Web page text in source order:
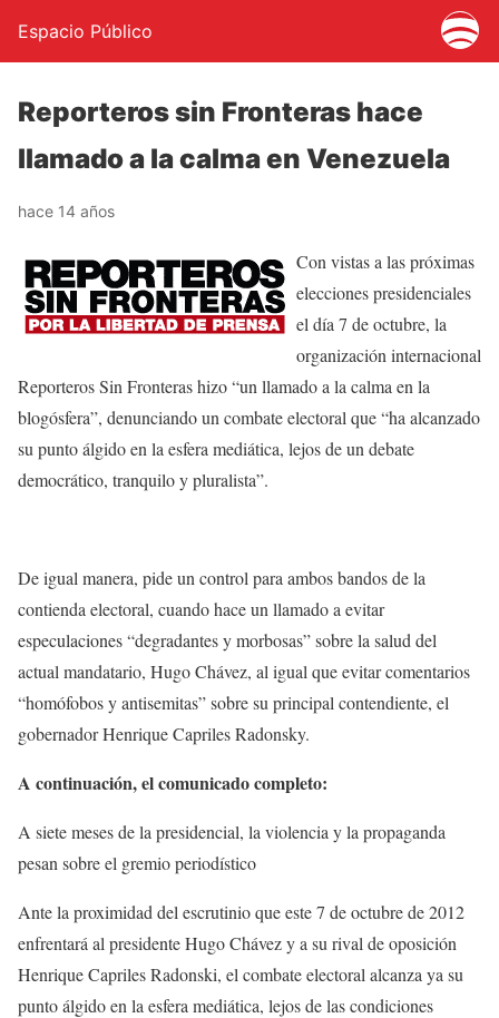
Espacio Público
Reporteros sin Fronteras hace
llamado a la calma en Venezuela
hace 14 años
Con vistas a las próximas
elecciones presidenciales
el día 7 de octubre, la
organización internacional
Reporteros Sin Fronteras hizo “un llamado a la calma en la
blogósfera”, denunciando un combate electoral que “ha alcanzado
su punto álgido en la esfera mediática, lejos de un debate
democrático, tranquilo y pluralista”.
De igual manera, pide un control para ambos bandos de la
contienda electoral, cuando hace un llamado a evitar
especulaciones “degradantes y morbosas” sobre la salud del
actual mandatario, Hugo Chávez, al igual que evitar comentarios
“homófobos y antisemitas” sobre su principal contendiente, el
gobernador Henrique Capriles Radonsky.
A continuación, el comunicado completo:
A siete meses de la presidencial, la violencia y la propaganda
pesan sobre el gremio periodístico
Ante la proximidad del escrutinio que este 7 de octubre de 2012
enfrentará al presidente Hugo Chávez y a su rival de oposición
Henrique Capriles Radonski, el combate electoral alcanza ya su
punto álgido en la esfera mediática, lejos de las condiciones